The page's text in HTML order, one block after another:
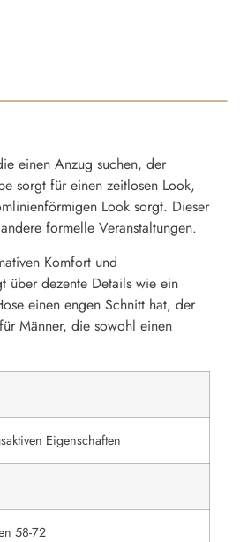
einen Anzug suchen, der
sorgt für einen zeitlosen Look,
Look sorgt. Dieser
formelle Veranstaltungen.
Komfort und
über dezente Details wie ein
einen engen Schnitt hat, der
Männer, die sowohl einen
Eigenschaften
58-72